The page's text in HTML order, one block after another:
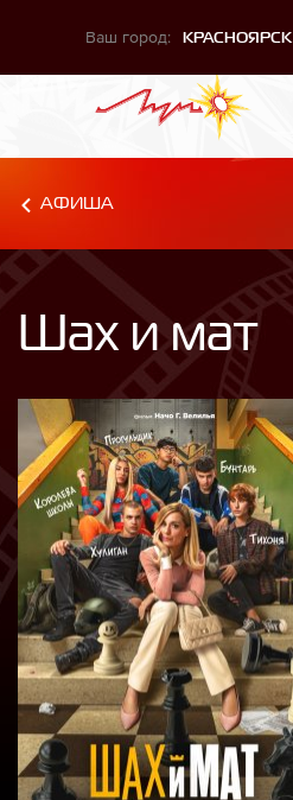
Ваш город: КРАСНОЯРСК
АФИША
Шах и мат